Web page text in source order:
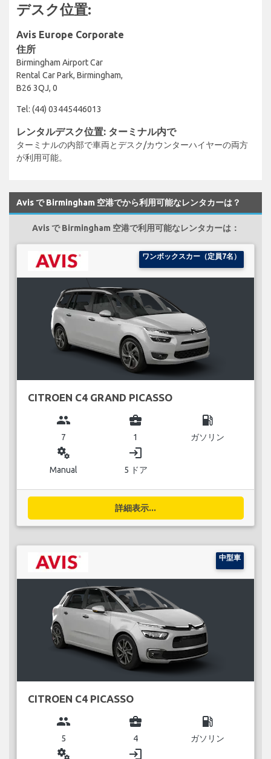
デスク位置:
Avis Europe Corporate
住所
Birmingham Airport Car
Rental Car Park, Birmingham,
B26 3QJ, 0
Tel: (44) 03445446013
レンタルデスク位置: ターミナル内で
ターミナルの内部で車両とデスク/カウンターハイヤーの両方
が利用可能。
Avis で Birmingham 空港でから利用可能なレンタカーは？
Avis で Birmingham 空港で利用可能なレンタカーは：
ワンボックスカー（定員7名）
CITROEN C4 GRAND PICASSO
group
7
business_center
1
local_gas_station
ガソリン
miscellaneous_services
Manual
login
5 ドア
詳細表示...
中型車
CITROEN C4 PICASSO
group
5
business_center
4
local_gas_station
ガソリン
miscellaneous_services login